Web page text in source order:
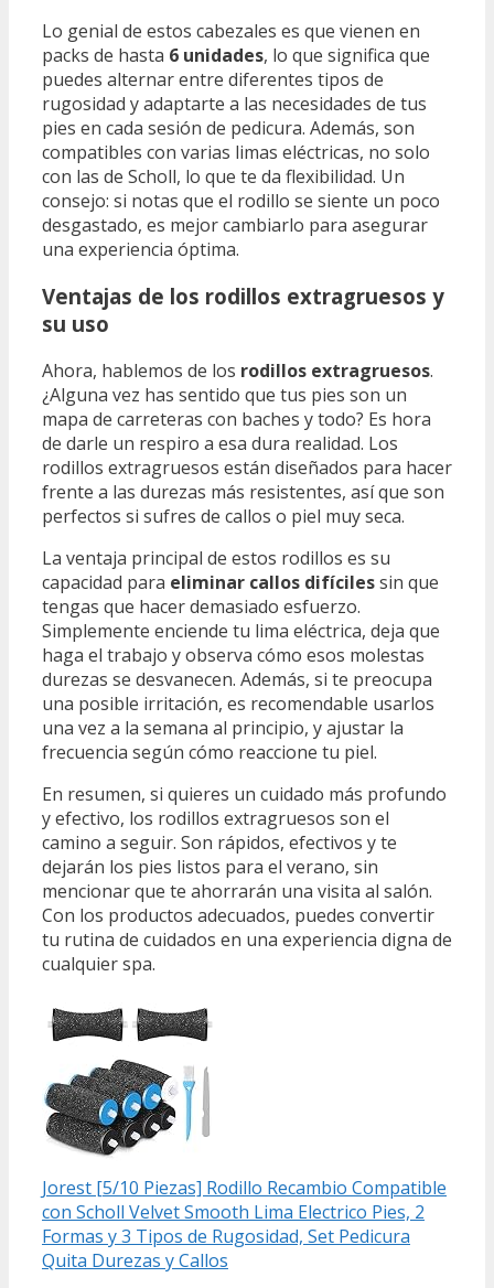
Lo genial de estos cabezales es que vienen en
packs de hasta 6 unidades, lo que significa que
puedes alternar entre diferentes tipos de
rugosidad y adaptarte a las necesidades de tus
pies en cada sesión de pedicura. Además, son
compatibles con varias limas eléctricas, no solo
con las de Scholl, lo que te da flexibilidad. Un
consejo: si notas que el rodillo se siente un poco
desgastado, es mejor cambiarlo para asegurar
una experiencia óptima.
Ventajas de los rodillos extragruesos y
su uso
Ahora, hablemos de los rodillos extragruesos.
¿Alguna vez has sentido que tus pies son un
mapa de carreteras con baches y todo? Es hora
de darle un respiro a esa dura realidad. Los
rodillos extragruesos están diseñados para hacer
frente a las durezas más resistentes, así que son
perfectos si sufres de callos o piel muy seca.
La ventaja principal de estos rodillos es su
capacidad para eliminar callos difícilessin que
tengas que hacer demasiado esfuerzo.
Simplemente enciende tu lima eléctrica, deja que
haga el trabajo y observa cómo esos molestas
durezas se desvanecen. Además, si te preocupa
una posible irritación, es recomendable usarlos
una vez a la semana al principio, y ajustar la
frecuencia según cómo reaccione tu piel.
En resumen, si quieres un cuidado más profundo
y efectivo, los rodillos extragruesos son el
camino a seguir. Son rápidos, efectivos y te
dejarán los pies listos para el verano, sin
mencionar que te ahorrarán una visita al salón.
Con los productos adecuados, puedes convertir
tu rutina de cuidados en una experiencia digna de
cualquier spa.
Jorest [5/10 Piezas] Rodillo Recambio Compatible
con Scholl Velvet Smooth Lima Electrico Pies, 2
Formas y 3 Tipos de Rugosidad, Set Pedicura
Quita Durezas y Callos